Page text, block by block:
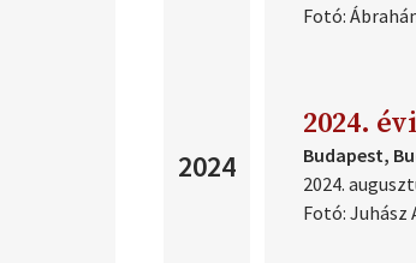
Fotó:
2024
2024.
Budapest,
2024.
Fotó: Juhász